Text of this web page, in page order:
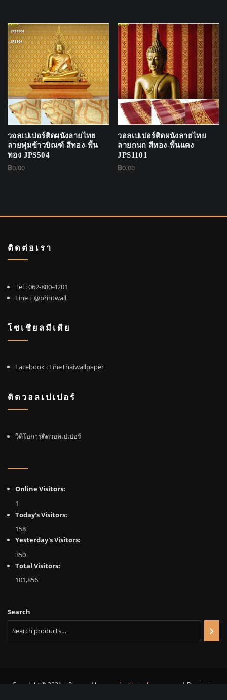
วอลเปเปอร์ติดผนังลายไทย
ลายพุ่มข้าวบิณฑ์ สีทอง-พื้น
ทอง JPS504
฿0.00
วอลเปเปอร์ติดผนังลายไทย
ลายกนก สีทอง-พื้นแดง
JPS1101
฿0.00
ติดต่อเรา
Tel :062-880-4201
Line : @printwall
โซเชียลมีเดีย
Facebook : LineThaiwallpaper
ติดวอลเปเปอร์
วีดีโอการติดวอลเปเปอร์
Online Visitors:
1
Today's Visitors:
158
Yesterday's Visitors:
350
Total Visitors:
101,856
Search
Copyright © 2021 | Powered by www.linethaiwallpaper.com | Design by